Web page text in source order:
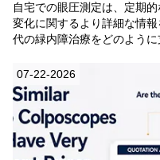
自宅での眼圧測定は、定期
変化に関するより詳細な情
代の緑内障治療をどのように
07-22-2026